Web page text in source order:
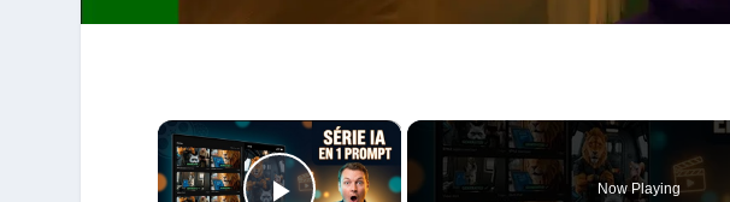
×
Now Playing